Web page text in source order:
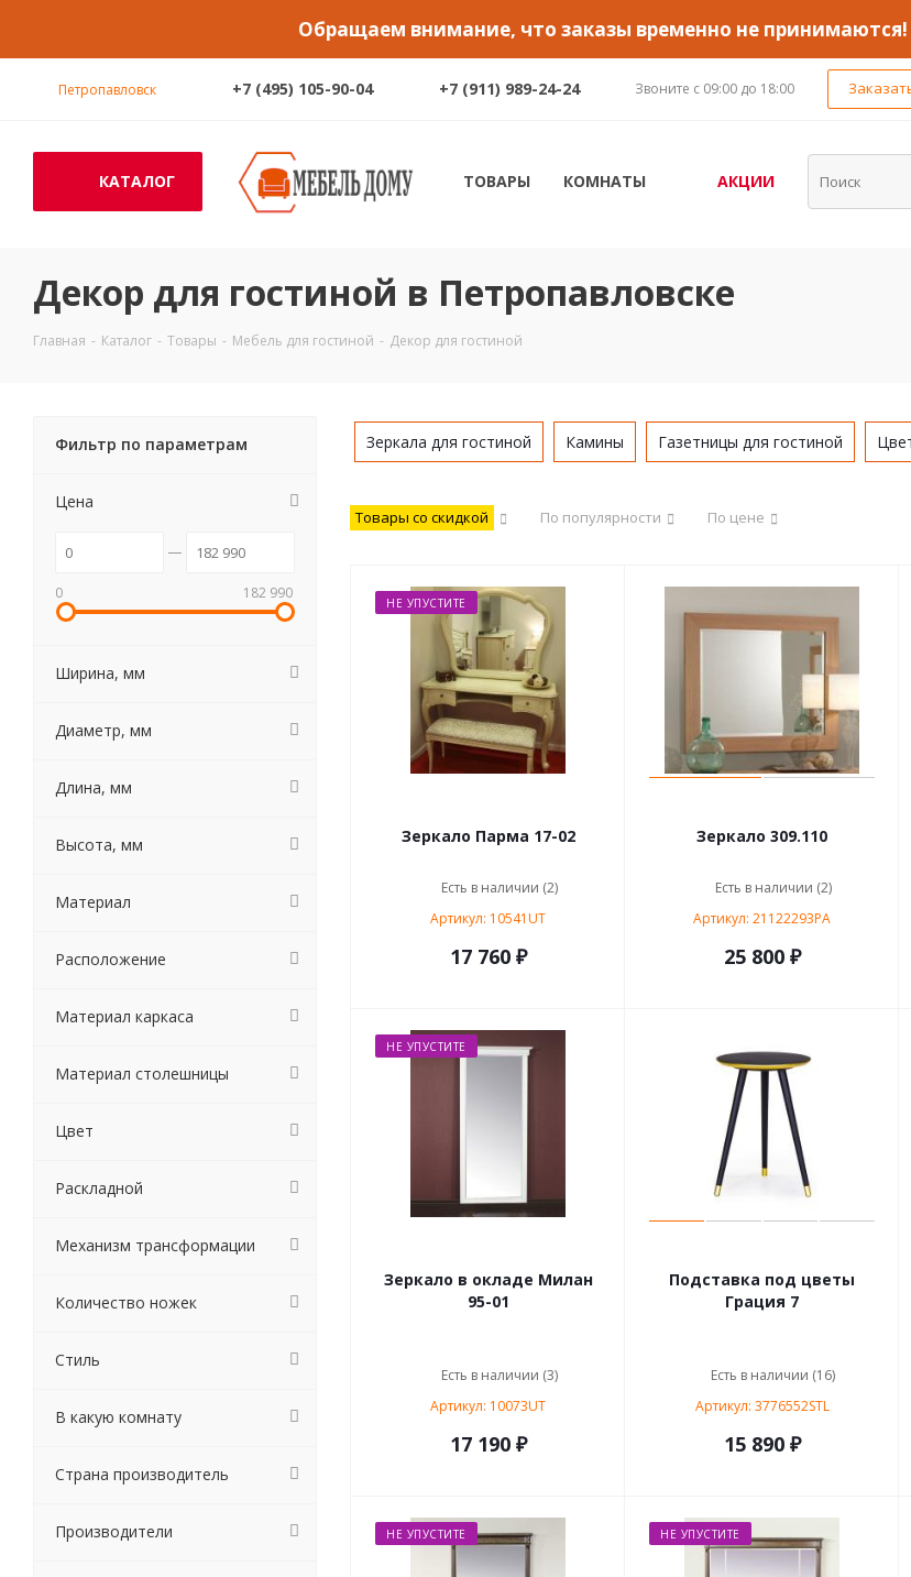
Обращаем внимание, что заказы временно не
Петропавловск +7 (495) 105-90-04 +7 (911) 989-24-24 Звоните с 09:00 до 18:00
КАТАЛОГ ТОВАРЫ КОМНАТЫ АКЦИИ
Декор для гостиной в Петропавловске
Главная - Каталог - Товары - Мебель для гостиной - Декор для гостиной
Зеркала для гостиной Камины Газетницы для гостиной
Товары со скидкой По популярности По цене
НЕ УПУСТИТЕ
Зеркало Парма 17-02
Есть в наличии (2)
Артикул: 10541UT
17 760 ₽
Зеркало 309.110
Есть в наличии (2)
Артикул: 21122293PA
25 800 ₽
НЕ УПУСТИТЕ
Зеркало в окладе Милан
95-01
Есть в наличии (3)
Артикул: 10073UT
17 190 ₽
Подставка под цветы
Грация 7
Есть в наличии (16)
Артикул: 3776552STL
15 890 ₽
НЕ УПУСТИТЕ НЕ УПУСТИТЕ
Фильтр по параметрам
Цена
0 182 990
Ширина, мм
Диаметр, мм
Длина, мм
Высота, мм
Материал
Расположение
Материал каркаса
Материал столешницы
Цвет
Раскладной
Механизм трансформации
Количество ножек
Стиль
В какую комнату
Страна производитель
Производители